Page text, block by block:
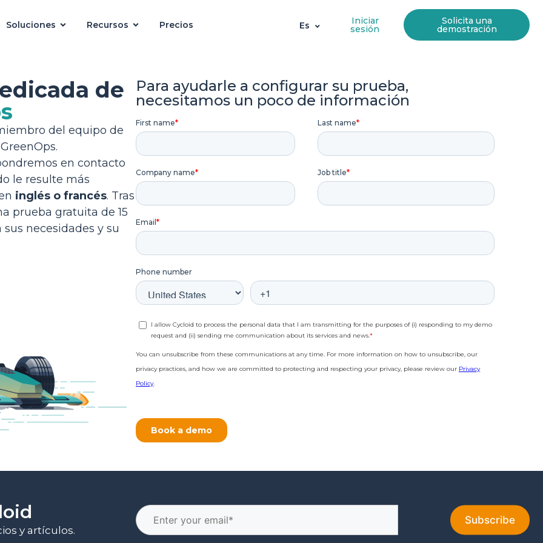
Soluciones Recursos Precios Es Iniciar
sesión
Solicita una
demostración
de
del equipo de
en contacto
le resulte más
inglés o francés. Tras
prueba gratuita de 15
necesidades y su
Para ayudarle a configurar su prueba,
necesitamos un poco de información
y artículos.